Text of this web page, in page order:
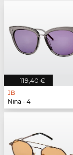
119,40 €
JB
Nina - 4